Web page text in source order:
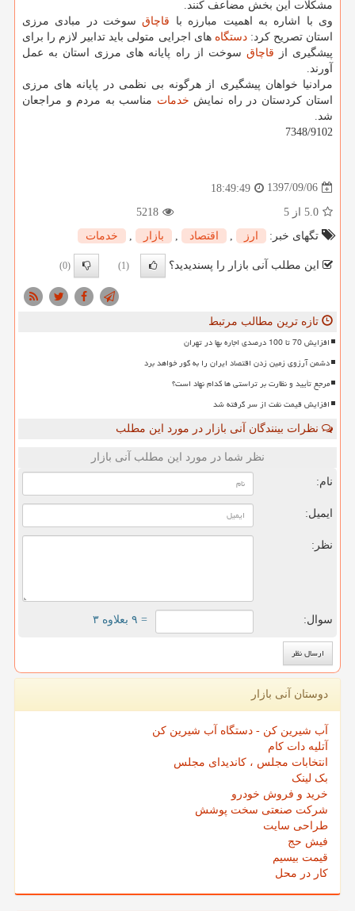
مشكلات این بخش مضاعف كنند.
وی با اشاره به اهمیت مبارزه با قاچاقسوخت در مبادی مرزی
استان تصریح كرد:دستگاه های اجرایی متولی باید تدابیر لازم را برای
پیشگیری از قاچاق سوخت از راه پایانه های مرزی استان به عمل
آورند.
مرادنیا خواهان پیشگیری از هرگونه بی نظمی در پایانه های مرزی
استان كردستان در راه نمایش خدمات مناسب به مردم و مراجعان
شد.
7348/9102
1397/09/06
18:49:49
5.0 از 5
5218
تگهای خبر:
ارز اقتصاد بازار خدمات
این مطلب آنی بازار را پسندیدید؟ (1)
(0)
تازه ترین مطالب مرتبط
افزایش 70 تا 100 درصدی اجاره بها در تهران
دشمن آرزوی زمین زدن اقتصاد ایران را به گور خواهد برد
مرجع تأیید و نظارت بر تراستی ها کدام نهاد است؟
افزایش قیمت نفت از سر گرفته شد
نظرات بینندگان آنی بازار در مورد این مطلب
نظر شما در مورد این مطلب آنی بازار
نام:
ایمیل:
نظر:
سوال: = ۹ بعلاوه ۳
دوستان آنی بازار
آب شیرین کن - دستگاه آب شیرین کن
آتلیه دات کام
انتخابات مجلس ، کاندیدای مجلس
بک لینک
خرید و فروش خودرو
شرکت صنعتی سخت پوشش
طراحی سایت
فیش حج
قیمت بیسیم
کار در محل